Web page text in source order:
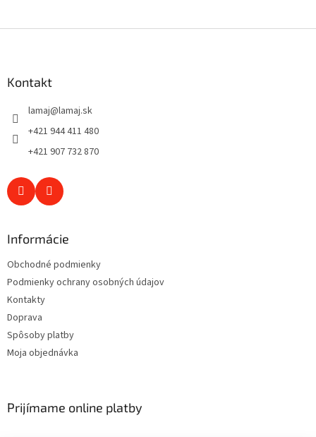
Kontakt
lamaj@lamaj.sk
+421 944 411 480
+421 907 732 870
Informácie
Obchodné podmienky
Podmienky ochrany osobných údajov
Kontakty
Doprava
Spôsoby platby
Moja objednávka
Prijímame online platby